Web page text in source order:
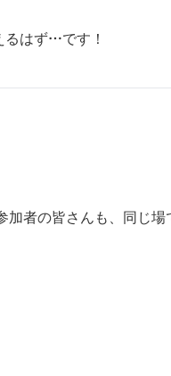
はず…です！
者の皆さんも、同じ